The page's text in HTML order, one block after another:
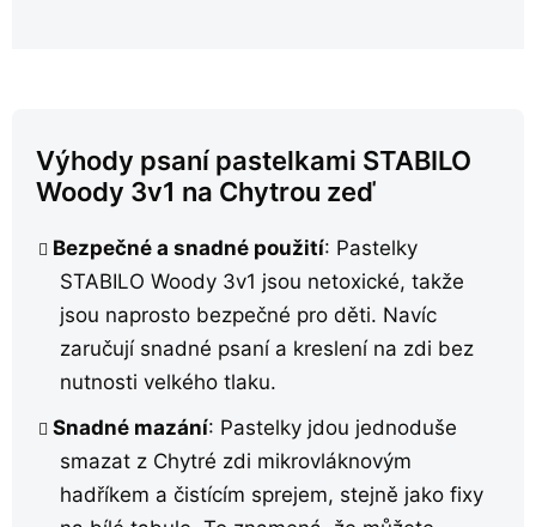
Výhody psaní pastelkami STABILO
Woody 3v1 na Chytrou zeď
Bezpečné a snadné použití: Pastelky
STABILO Woody 3v1 jsou netoxické, takže
jsou naprosto bezpečné pro děti. Navíc
zaručují snadné psaní a kreslení na zdi bez
nutnosti velkého tlaku.
Snadné mazání: Pastelky jdou jednoduše
smazat z Chytré zdi mikrovláknovým
hadříkem a čistícím sprejem, stejně jako fixy